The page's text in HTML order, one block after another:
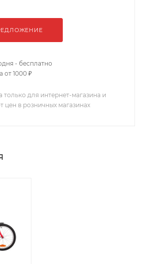
- бесплатно
от 1000 ₽
только для интернет-магазина и
цен в розничных магазинах